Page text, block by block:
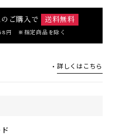
ご購入で 送料無料
円 ※指定商品を除く
詳しくはこちら